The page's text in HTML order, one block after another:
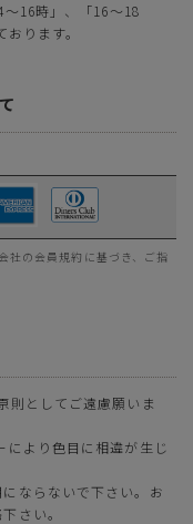
16時」、「16～18
ります。
社の会員規約に基づき、ご指
則としてご遠慮願いま
により色目に相違が生じ
ならないで下さい。お
さい。